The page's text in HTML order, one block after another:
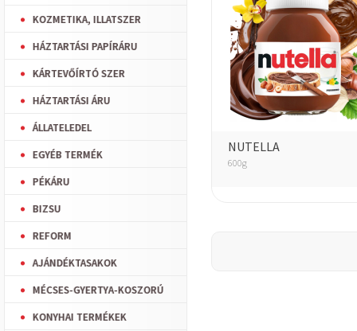
KOZMETIKA, ILLATSZER
HÁZTARTÁSI PAPÍRÁRU
KÁRTEVŐÍRTÓ SZER
HÁZTARTÁSI ÁRU
ÁLLATELEDEL
EGYÉB TERMÉK
PÉKÁRU
BIZSU
REFORM
AJÁNDÉKTASAKOK
MÉCSES-GYERTYA-KOSZORÚ
KONYHAI TERMÉKEK
NUTELLA
600g